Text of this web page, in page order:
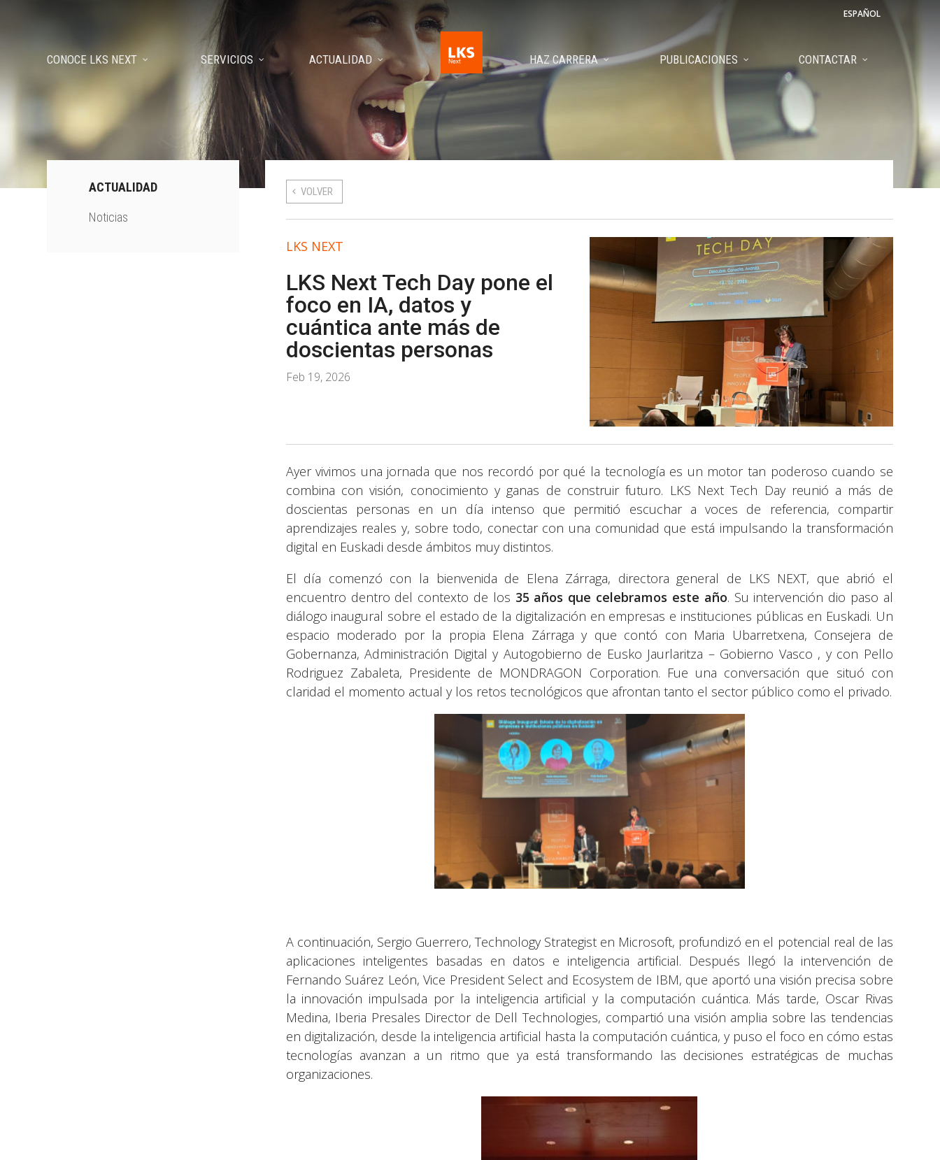
ESPAÑOL
CONOCE LKS NEXT SERVICIOS ACTUALIDAD HAZ CARRERA PUBLICACIONES CONTACTAR
VOLVER
LKS NEXT
LKS Next Tech Day pone el
foco en IA, datos y
cuántica ante más de
doscientas personas
Feb 19, 2026
Ayer vivimos una jornada que nos recordó por qué la tecnología es un motor tan poderoso cuando se
combina con visión, conocimiento y ganas de construir futuro. LKS Next Tech Day reunió a más de
doscientas personas en un día intenso que permitió escuchar a voces de referencia, compartir
aprendizajes reales y, sobre todo, conectar con una comunidad que está impulsando la transformación
digital en Euskadi desde ámbitos muy distintos.
El día comenzó con la bienvenida de Elena Zárraga, directora general de LKS NEXT, que abrió el
encuentro dentro del contexto de los 35 años que celebramos este año. Su intervención dio paso al
diálogo inaugural sobre el estado de la digitalización en empresas e instituciones públicas en Euskadi. Un
espacio moderado por la propia Elena Zárraga y que contó con Maria Ubarretxena, Consejera de
Gobernanza, Administración Digital y Autogobierno de Eusko Jaurlaritza – Gobierno Vasco , y con Pello
Rodriguez Zabaleta, Presidente de MONDRAGON Corporation. Fue una conversación que situó con
claridad el momento actual y los retos tecnológicos que afrontan tanto el sector público como el privado.
A continuación, Sergio Guerrero, Technology Strategist en Microsoft, profundizó en el potencial real de las
aplicaciones inteligentes basadas en datos e inteligencia artificial. Después llegó la intervención de
Fernando Suárez León, Vice President Select and Ecosystem de IBM, que aportó una visión precisa sobre
la innovación impulsada por la inteligencia artificial y la computación cuántica. Más tarde, Oscar Rivas
Medina, Iberia Presales Director de Dell Technologies, compartió una visión amplia sobre las tendencias
en digitalización, desde la inteligencia artificial hasta la computación cuántica, y puso el foco en cómo estas
tecnologías avanzan a un ritmo que ya está transformando las decisiones estratégicas de muchas
organizaciones.
ACTUALIDAD
Noticias